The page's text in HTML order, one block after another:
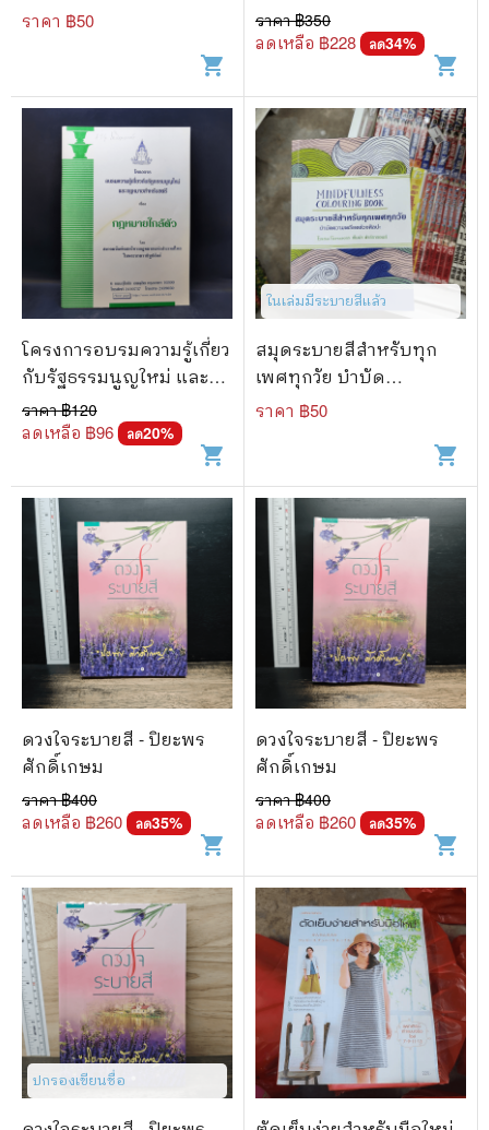
ราคา ฿50
shopping_cart
ชนก
ราคา ฿350
ลดเหลือ ฿228 ลด34%
shopping_cart
โครงการอบรมความรู้เกี่ยว
กับรัฐธรรมนูญใหม่ และ
กฎหมายสำหรับสตรี เรื่อง
กฎหมายใกล้ตัว
ราคา ฿120
ลดเหลือ ฿96 ลด20%
shopping_cart
ในเล่มมีระบายสีแล้ว
สมุดระบายสีสำหรับทุก
เพศทุกวัย บำบัด
ความเครียดด้วยศิลปะ -
ราคา ฿50
shopping_cart
ดวงใจระบายสี - ปิยะพร
ศักดิ์เกษม
ราคา ฿400
ลดเหลือ ฿260 ลด35%
shopping_cart
ดวงใจระบายสี - ปิยะพร
ศักดิ์เกษม
ราคา ฿400
ลดเหลือ ฿260 ลด35%
shopping_cart
ปกรองเขียนชื่อ